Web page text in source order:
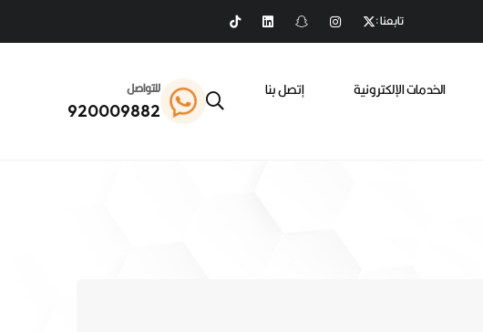
تابعنا :
الخدمات الإلكترونية
إتصل بنا
للتواصل
920009882